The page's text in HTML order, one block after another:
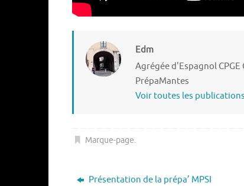
Edm
Agrégée d'Espagnol
PrépaMantes
Voir toutes les
Marque-page.
Présentation de la prépa’ MPSI